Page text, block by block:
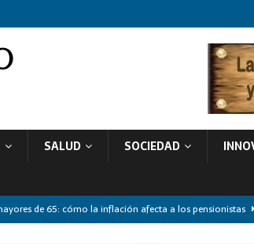
SALUD SOCIEDAD
de 65: cómo la inflación afecta a los pensionistas